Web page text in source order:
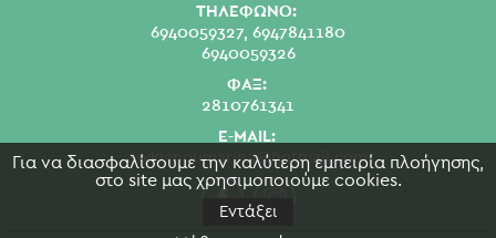
Για να διασφαλίσουμε την καλύτερη εμπειρία πλοήγησης,
στο site μας χρησιμοποιούμε cookies.
Εντάξει
ΤΗΛΕΦΩΝΟ:
6940059327, 6947841180
6940059326
ΦΑΞ:
2810761341
E-MAIL:
swkianoumarina@hotmail.com